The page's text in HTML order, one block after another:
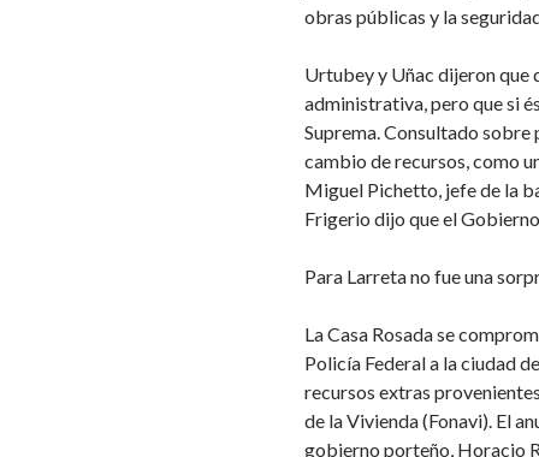
obras públicas y la
Urtubey y Uñac dijeron que
administrativa, pero que si
Suprema. Consultado
cambio de recursos, como
Miguel Pichetto, jefe de la
Frigerio dijo que el
Para Larreta no fue una
La Casa Rosada se
Policía Federal a la ciudad
recursos extras
de la Vivienda (Fonavi). El
gobierno porteño, Horacio